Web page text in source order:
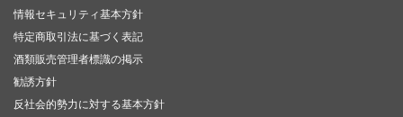
情報セキュリティ基本方針
特定商取引法に基づく表記
酒類販売管理者標識の掲示
勧誘方針
反社会的勢力に対する基本方針